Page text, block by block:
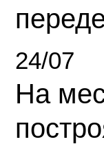
24/07
На